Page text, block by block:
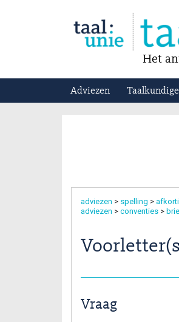
Het
Adviezen
adviezen > spelling >
adviezen > conventies >
Vraag